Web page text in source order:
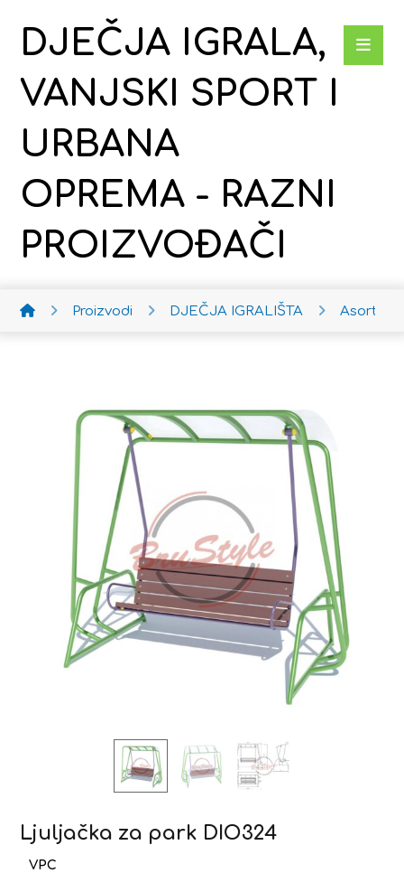
DJEČJA IGRALA,
VANJSKI SPORT I
URBANA
OPREMA - RAZNI
PROIZVOĐAČI
Proizvodi DJEČJA IGRALIŠTA
Ljuljačka za park DIO324